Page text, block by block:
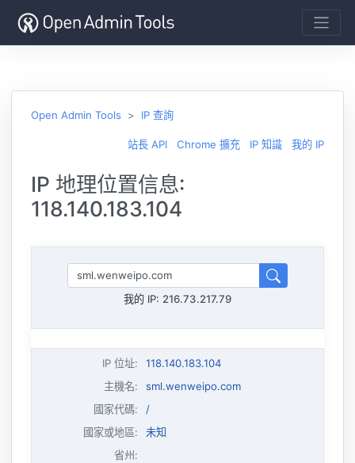
Open Admin Tools IP 查詢
站長 API Chrome 擴充 IP 知識 我的 IP
IP 地理位置信息:
118.140.183.104
我的 IP: 216.73.217.79
IP 位址:
118.140.183.104
主機名:
sml.wenweipo.com
國家代碼:
/
國家或地區:
未知
省州: